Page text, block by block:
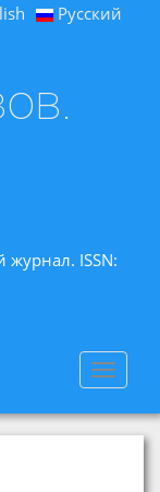
Русский
ISSN:
Toggle